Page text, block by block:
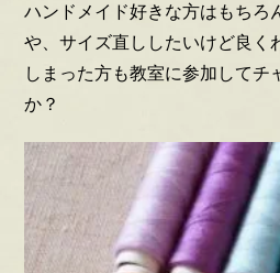
ハンドメイド好きな方はもちろ
や、サイズ直ししたいけど良く
しまった方も教室に参加してチ
か？